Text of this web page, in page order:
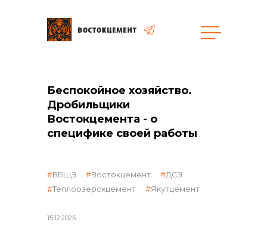
Беспокойное хозяйство.
Дробильщики
Востокцемента - о
специфике своей работы
15.12.2025
ВБЩЗ Востокцемент
ДСЗ
Теплоозерскцемент
Якутцемент